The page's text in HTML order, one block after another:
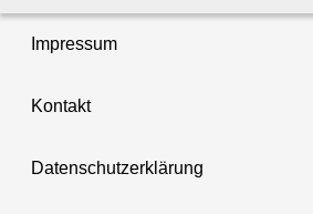
Impressum
Kontakt
Datenschutzerklärung